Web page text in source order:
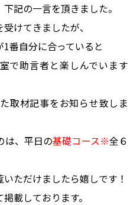
記の一言を頂きました。
けてきましたが、
番自分に合っていると
で助言者と楽しんでいます
取材記事をお知らせ致しま
は、平日の基礎コース※全６
ただけましたら嬉しです！
載しております。